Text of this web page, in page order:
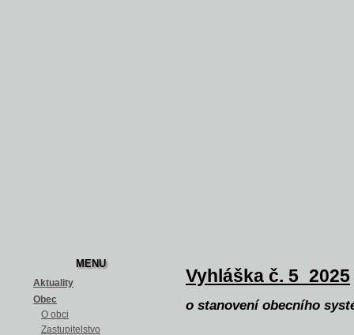
MENU
Aktuality
Obec
O obci
Zastupitelstvo
Vyhláška č. 5_2025
o stanovení obecního